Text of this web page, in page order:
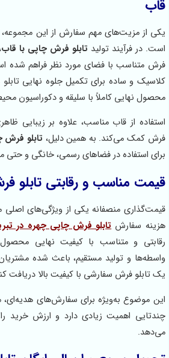
مزیت‌های مهم سفارش از این مجموعه، آزادی
فرآیند تولید تابلو فرش چاپی با قاب ،
با فضای مورد نظر فراهم شده است.
و ساده برای تکمیل جلوه نهایی تابلو در
نهایی کاملاً با سلیقه و دکوراسیون محیط
از قاب مناسب، علاوه بر زیبایی ظاهری، به
می‌کند. به همین دلیل،تابلو فرش چاپی
در فضاهای رسمی، خانگی و حتی محل
مناسب و رقابتی تابلو فرش
منصفانه یکی از ویژگی‌های اصلی
سفارشتابلو فرش چاپی چهره در تبریزدر
و متناسب با کیفیت نهایی محصول
و تولید مستقیم، باعث شده مشتریان
فرش سفارشی با کیفیت بالا دریافت کنند.
به‌ویژه برای سفارش‌های هدیه‌ای،
اهمیت زیادی دارد و ارزش خرید را